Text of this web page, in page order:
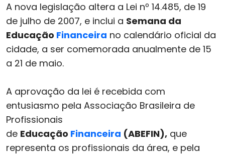
A nova legislação altera a Lei nº 14.485, de 19
de julho de 2007, e inclui a Semana da
Educação Financeira no calendário oficial da
cidade, a ser comemorada anualmente de 15
a 21 de maio.
A aprovação da lei é recebida com
entusiasmo pela Associação Brasileira de
Profissionais
de Educação Financeira (ABEFIN), que
representa os profissionais da área, e pela